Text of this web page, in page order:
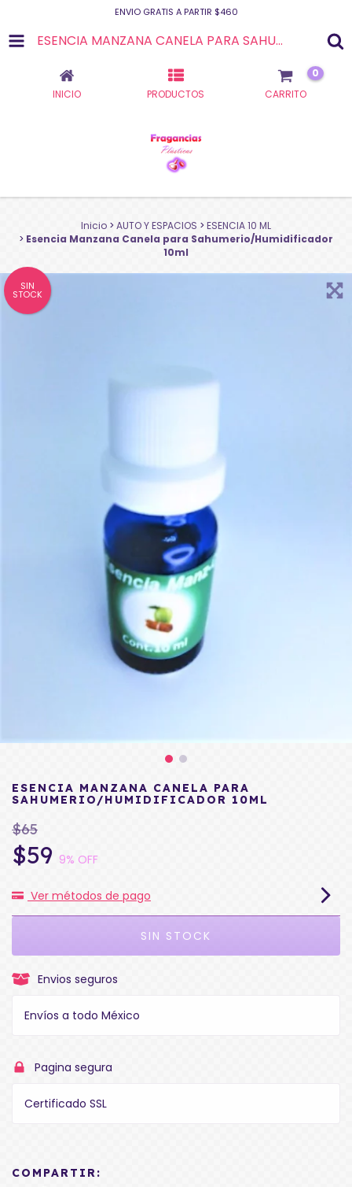
ENVIO GRATIS A PARTIR $460
ESENCIA MANZANA CANELA PARA SAHUMERIO/HUMIDIFICADOR 10ML
INICIO PRODUCTOS CARRITO
0
Inicio >AUTO Y ESPACIOS >ESENCIA 10 ML
> Esencia Manzana Canela para Sahumerio/Humidificador
10ml
SIN
STOCK
ESENCIA MANZANA CANELA PARA
SAHUMERIO/HUMIDIFICADOR 10ML
$65
$59 9% OFF
Ver métodos de pago
Envios seguros
Envíos a todo México
Pagina segura
Certificado SSL
COMPARTIR: